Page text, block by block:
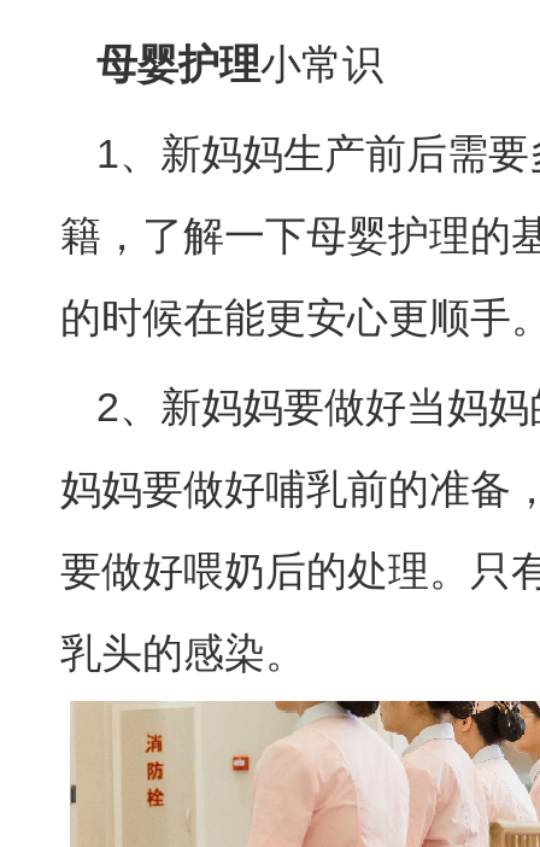
母婴护理小常识
1、新妈妈生产前后需
籍，了解一下母婴护理的
的时候在能更安心更顺手
2、新妈妈要做好当妈
妈妈要做好哺乳前的准备
要做好喂奶后的处理。只
乳头的感染。